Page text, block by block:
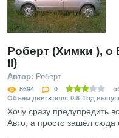
Роберт (Химки ),
II)
Автор: Роберт
5694 0
Объем двигателя: 0.8 Год
Хочу сразу предупредить
Авто, а просто зашёл сюда